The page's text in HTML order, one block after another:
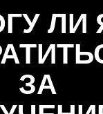
ЛИ
ЗА